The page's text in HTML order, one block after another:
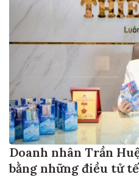
Doanh nhân Trần
bằng những điều tử tế